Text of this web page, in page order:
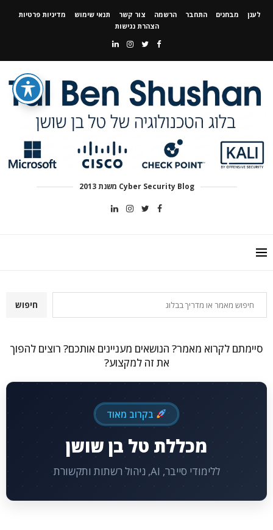
לענן מבחנים התחבר הרשמה צור קשר תנאי שימוש
מדיניות פרטיות
הצהרת נגישות
Cyber Security Blog משנת 2013
חיפוש
סיימתם לקרוא מאמר? הנושאים מעניינים אותכם? רוצים להפוך
את זה למקצוע?
בקרוב מאוד
מכללת טל בן שושן
ללימודי סייבר, AI, ניהול רשתות ותקשורת